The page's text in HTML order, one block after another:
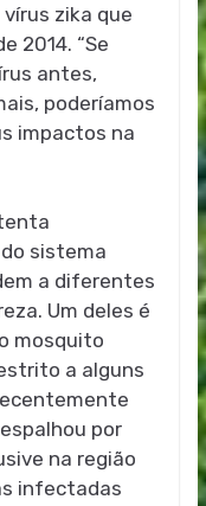
zika que
2014. “Se
antes,
poderíamos
impactos na
sistema
a diferentes
Um deles é
mosquito
a alguns
por
na região
infectadas